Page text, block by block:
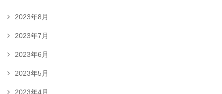
2023年8月
2023年7月
2023年6月
2023年5月
2023年4月